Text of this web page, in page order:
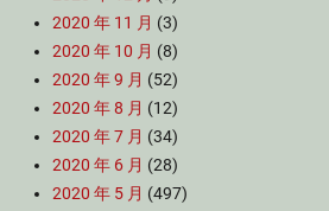
2020 年 11 月 (3)
2020 年 10 月 (8)
2020 年 9 月 (52)
2020 年 8 月 (12)
2020 年 7 月 (34)
2020 年 6 月 (28)
2020 年 5 月 (497)